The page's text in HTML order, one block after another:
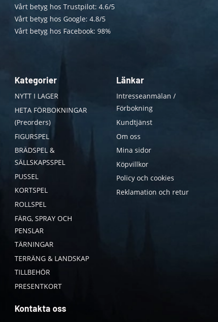
Vårt betyg hos Trustpilot: 4.6/5
Vårt betyg hos Google: 4.8/5
Vårt betyg hos Facebook: 98%
Kategorier
NYTT I LAGER
HETA FÖRBOKNINGAR
(Preorders)
FIGURSPEL
BRÄDSPEL &
SÄLLSKAPSSPEL
PUSSEL
KORTSPEL
ROLLSPEL
FÄRG, SPRAY OCH
PENSLAR
TÄRNINGAR
TERRÄNG & LANDSKAP
TILLBEHÖR
PRESENTKORT
Länkar
Intresseanmälan /
Förbokning
Kundtjänst
Om oss
Mina sidor
Köpvillkor
Policy och cookies
Reklamation och retur
Kontakta oss